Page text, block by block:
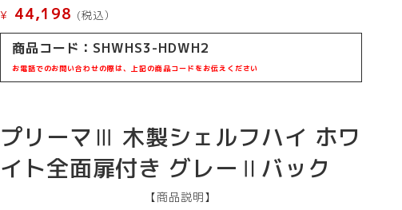
¥ 44,198 (税込）
商品コード： SHWHS3-HDWH2
お電話でのお問い合わせの際は、上記の商品コードをお伝えください
プリーマⅢ 木製シェルフハイ ホワ
イト全面扉付き グレーⅡバック
【商品説明】